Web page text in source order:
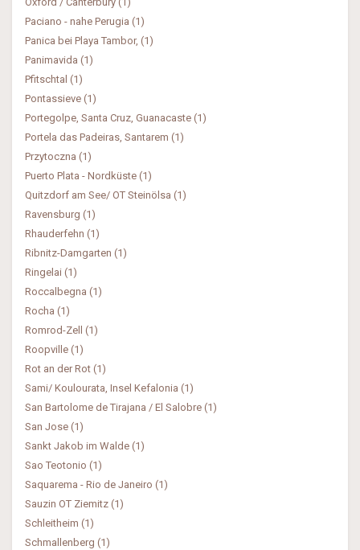
Paciano - nahe Perugia (1)
Panica bei Playa Tambor, (1)
Panimavida (1)
Pfitschtal (1)
Pontassieve (1)
Portegolpe, Santa Cruz, Guanacaste (1)
Portela das Padeiras, Santarem (1)
Przytoczna (1)
Puerto Plata - Nordküste (1)
Quitzdorf am See/ OT Steinölsa (1)
Ravensburg (1)
Rhauderfehn (1)
Ribnitz-Damgarten (1)
Ringelai (1)
Roccalbegna (1)
Rocha (1)
Romrod-Zell (1)
Roopville (1)
Rot an der Rot (1)
Sami/ Koulourata, Insel Kefalonia (1)
San Bartolome de Tirajana / El Salobre (1)
San Jose (1)
Sankt Jakob im Walde (1)
Sao Teotonio (1)
Saquarema - Rio de Janeiro (1)
Sauzin OT Ziemitz (1)
Schleitheim (1)
Schmallenberg (1)